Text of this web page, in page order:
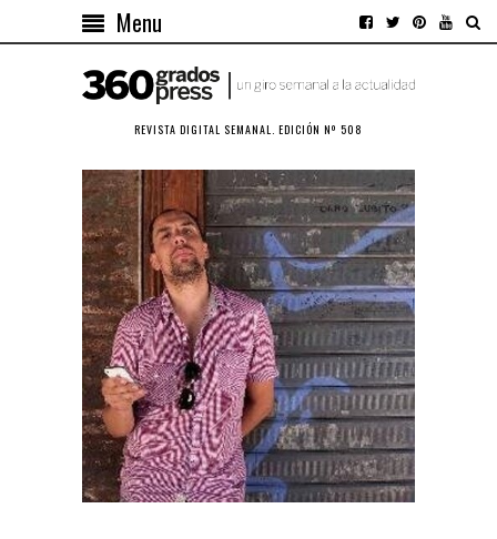
Menu
REVISTA DIGITAL SEMANAL. EDICIÓN Nº 508